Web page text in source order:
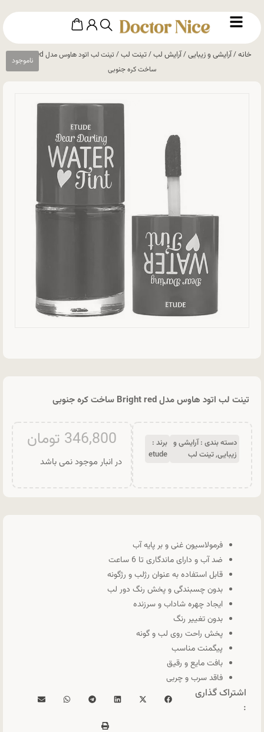
خانه/آرایشی و زیبایی/آرایش لب/تینت لب
/ تینت لب اتود هاوس مدل Bright red
ساخت کره جنوبی
تینت لب اتود هاوس مدل Bright red ساخت کره جنوبی
دسته بندی :آرایشی و
زیبایی,تینت لب
برند :
etude
346,800 تومان
در انبار موجود نمی باشد
فرمولاسیون غنی و بر پایه آب
ضد آب و دارای ماندگاری تا 6 ساعت
قابل استفاده به عنوان رژلب و رژگونه
بدون چسبندگی و پخش رنگ دور لب
ایجاد چهره شاداب و سرزنده
بدون تغییر رنگ
پخش راحت روی لب و گونه
پیگمنت مناسب
بافت مایع و رقیق
فاقد سرب و چربی
اشتراک گذاری
: